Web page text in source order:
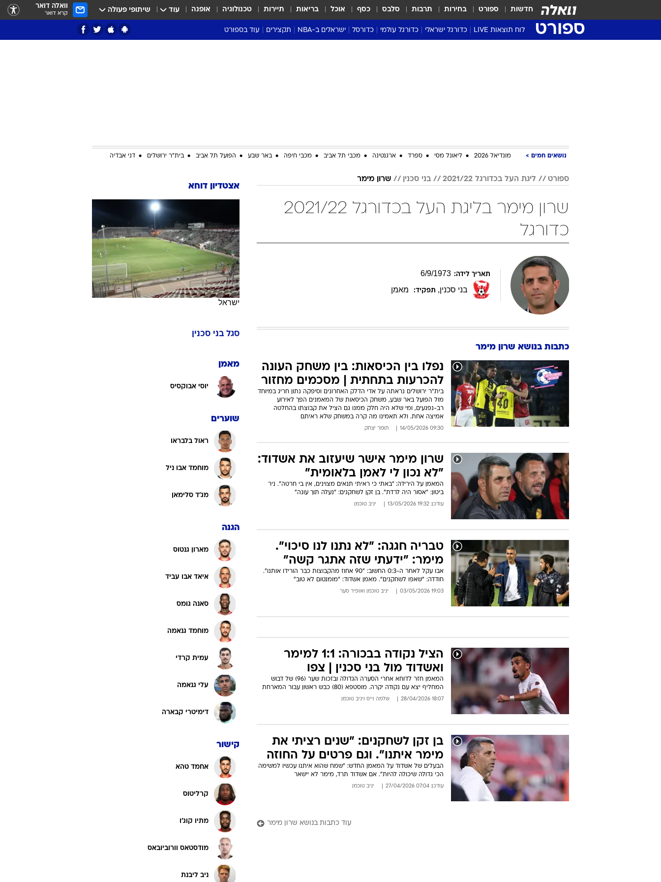
חדשות ספורט בחירות תרבות סלבס כסף אוכל בריאות תיירות טכנולוגיה אופנה עוד שיתופי פעולה וואלה דואר
קרא דואר
ספורט לוח תוצאות LIVE כדורגל ישראלי
ליגה א'
כדורגל עולמי
דרום אמריקה
כדורסל ישראלים ב-NBA תקצירים עוד בספורט
סערה בממלכה
ענפים נוספים
לוח שידורים
החידה של ספורט1
ארכיון מדורים מחוץ לקווים
4-4-2
משרד החוץ
אליפות אפריקה 2015
כתבו לנו
נושאים חמים מונדיאל 2026 ליאונל מסי ספרד ארגנטינה מכבי תל אביב מכבי חיפה באר שבע הפועל תל אביב בית"ר ירושלים דני אבדיה
ספורט ליגת העל בכדורגל 2021/22 בני סכנין שרון מימר
שרון מימר בליגת העל בכדורגל 2021/22
כדורגל
תאריך לידה: 6/9/1973
בני סכנין, תפקיד: מאמן
כתבות בנושא שרון מימר
נפלו בין הכיסאות: בין משחק העונה
להכרעות בתחתית | מסכמים מחזור
בית"ר ירושלים נראתה על אדי הדלק האחרונים וסיפקה נתון חריג במיוחד
מול הפועל באר שבע, משחק הכיסאות של המאמנים הפך לאירוע
רב-נפגעים, ומי שלא היה חלק ממנו גם הציל את קבוצתו בהחלטה
אמיצה אחת. ולא תאמינו מה קרה במשחק שלא ראיתם
09:30 14/05/2026 תומר יצחק
שרון מימר אישר שיעזוב את אשדוד:
"לא נכון לי לאמן בלאומית"
המאמן על הירידה: "באתי כי ראיתי תנאים מצוינים, אין בי חרטה". ניר
ביטון: "אסור היה לרדת". בן זקן לשחקנים: "נעלה תוך עונה"
עודכן: 19:32 13/05/2026 יניב טוכמן
טבריה חגגה: "לא נתנו לנו סיכוי".
מימר: "ידעתי שזה אתגר קשה"
אבו עקל לאחר ה-0:3 החשוב: "90 אחוז מהקבוצות כבר הורידו אותנו".
חודדה: "שאפו לשחקנים". מאמן אשדוד: "מומנטום לא טוב"
19:03 03/05/2026 יניב טוכמן אופיר סער
הציל נקודה בבכורה: 1:1 למימר
ואשדוד מול בני סכנין | צפו
המאמן חזר לדוחא אחרי הסערה הגדולה ובזכות שער (96) של דבוש
המחליף יצא עם נקודה יקרה. מוסטפא (80) כבש ראשון עבור המארחת
18:07 28/04/2026 שלמה וייס יניב טוכמן
בן זקן לשחקנים: "שנים רציתי את
מימר איתנו". וגם פרטים על החוזה
הבעלים של אשדוד על המאמן החדש: "שמח שהוא איתנו עכשיו למשימה
הכי גדולה שיכולה להיות". אם אשדוד תרד, מימר לא יישאר
עודכן: 07:04 27/04/2026 יניב טוכמן
עוד כתבות בנושא שרון מימר
אצטדיון דוחא
ישראל
סגל בני סכנין
מאמן
יוסי אבוקסיס
שוערים
ראול בלבראו
מוחמד אבו ניל
מג'ד סלימאן
הגנה
מארון גנטוס
איאד אבו עביד
סאנה גומס
מוחמד גנאמה
עמית קרדי
עלי גנאמה
דימיטרי קבארה
קישור
אחמד טהא
קרליטוס
מתיו קוג'ו
מודסטאס וורוביובאס
ניב ליבנת